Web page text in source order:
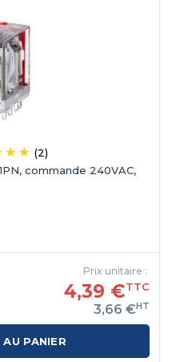
(2)
commande 240VAC,
Prix unitaire :
4,39 €TTC
3,66 €HT
PANIER